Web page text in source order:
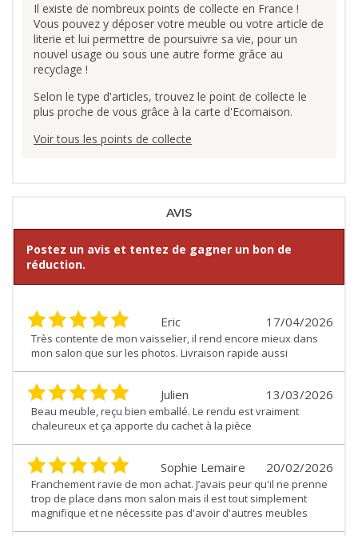
Il existe de nombreux points de collecte en France !
Vous pouvez y déposer votre meuble ou votre article de
literie et lui permettre de poursuivre sa vie, pour un
nouvel usage ou sous une autre forme grâce au
recyclage !
Selon le type d'articles, trouvez le point de collecte le
plus proche de vous grâce à la carte d'Ecomaison.
Voir tous les points de collecte
AVIS
Postez un avis et tentez de gagner un bon de
réduction.
17/04/2026
Eric
Très contente de mon vaisselier, il rend encore mieux dans
mon salon que sur les photos. Livraison rapide aussi
13/03/2026
Julien
Beau meuble, reçu bien emballé. Le rendu est vraiment
chaleureux et ça apporte du cachet à la pièce
20/02/2026
Sophie Lemaire
Franchement ravie de mon achat. J’avais peur qu'il ne prenne
trop de place dans mon salon mais il est tout simplement
magnifique et ne nécessite pas d'avoir d'autres meubles